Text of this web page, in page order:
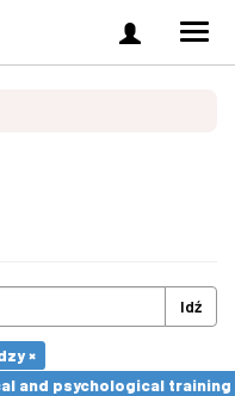
Zaloguj
się
Idź
×
and psychological